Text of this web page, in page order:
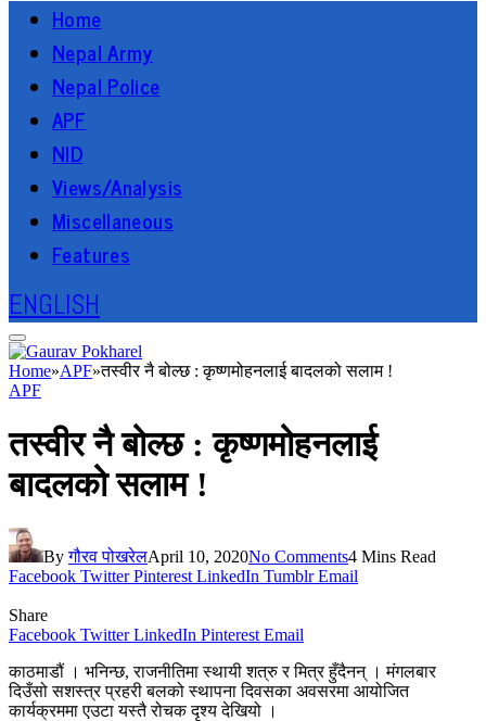
Home
Nepal Army
Nepal Police
APF
NID
Views/Analysis
Miscellaneous
Features
ENGLISH
Home»APF»तस्वीर नै बोल्छ : कृष्णमोहनलाई बादलको सलाम !
APF
तस्वीर नै बोल्छ : कृष्णमोहनलाई
बादलको सलाम !
By गौरव पोखरेलApril 10, 2020No Comments4 Mins Read
Facebook Twitter Pinterest LinkedIn Tumblr Email
Share
Facebook Twitter LinkedIn Pinterest Email
काठमाडौं । भनिन्छ, राजनीतिमा स्थायी शत्रु र मित्र हुँदैनन् । मंगलबार
दिउँसो सशस्त्र प्रहरी बलको स्थापना दिवसका अवसरमा आयोजित
कार्यक्रममा एउटा यस्तै रोचक दृश्य देखियो ।